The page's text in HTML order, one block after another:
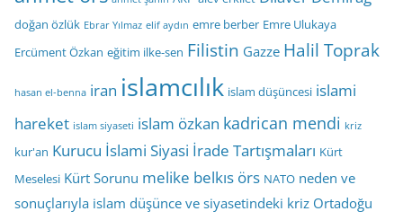
doğan özlük Ebrar Yılmaz elif aydın emre berber Emre Ulukaya
Ercüment Özkan eğitim ilke-sen Filistin Gazze Halil Toprak
hasan el-benna iran islamcılık islam düşüncesi islami
hareket islam siyaseti islam özkan kadrican mendi kriz
kur'an Kurucu İslami Siyasi İrade Tartışmaları Kürt
Meselesi Kürt Sorunu melike belkıs örs NATO neden ve
sonuçlarıyla islam düşünce ve siyasetindeki kriz Ortadoğu